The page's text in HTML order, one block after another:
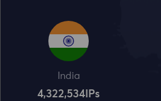
India
4,322,534 IPs